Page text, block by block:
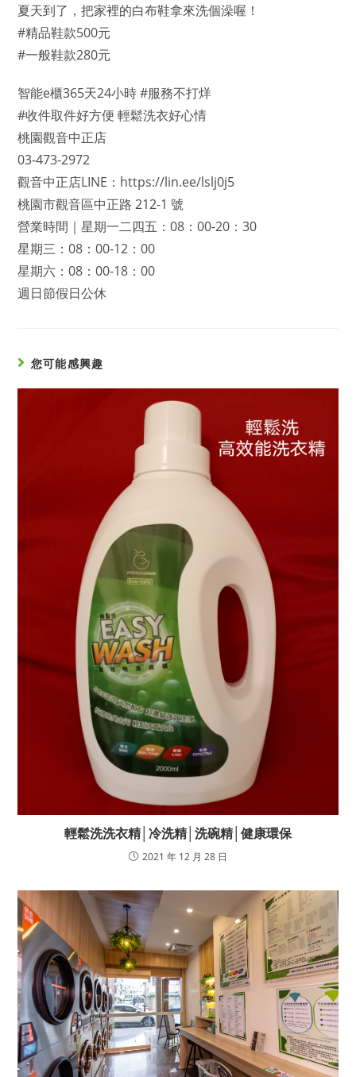
夏天到了，把家裡的白布鞋拿來洗個澡喔！
#精品鞋款500元
#一般鞋款280元
智能e櫃365天24小時 #服務不打烊
#收件取件好方便 輕鬆洗衣好心情
桃園觀音中正店
03-473-2972
觀音中正店LINE：https://lin.ee/lslj0j5
桃園市觀音區中正路 212-1 號
營業時間｜星期一二四五：08：00-20：30
星期三：08：00-12：00
星期六：08：00-18：00
週日節假日公休
您可能感興趣
輕鬆洗洗衣精│冷洗精│洗碗精│健康環保
2021 年 12 月 28 日